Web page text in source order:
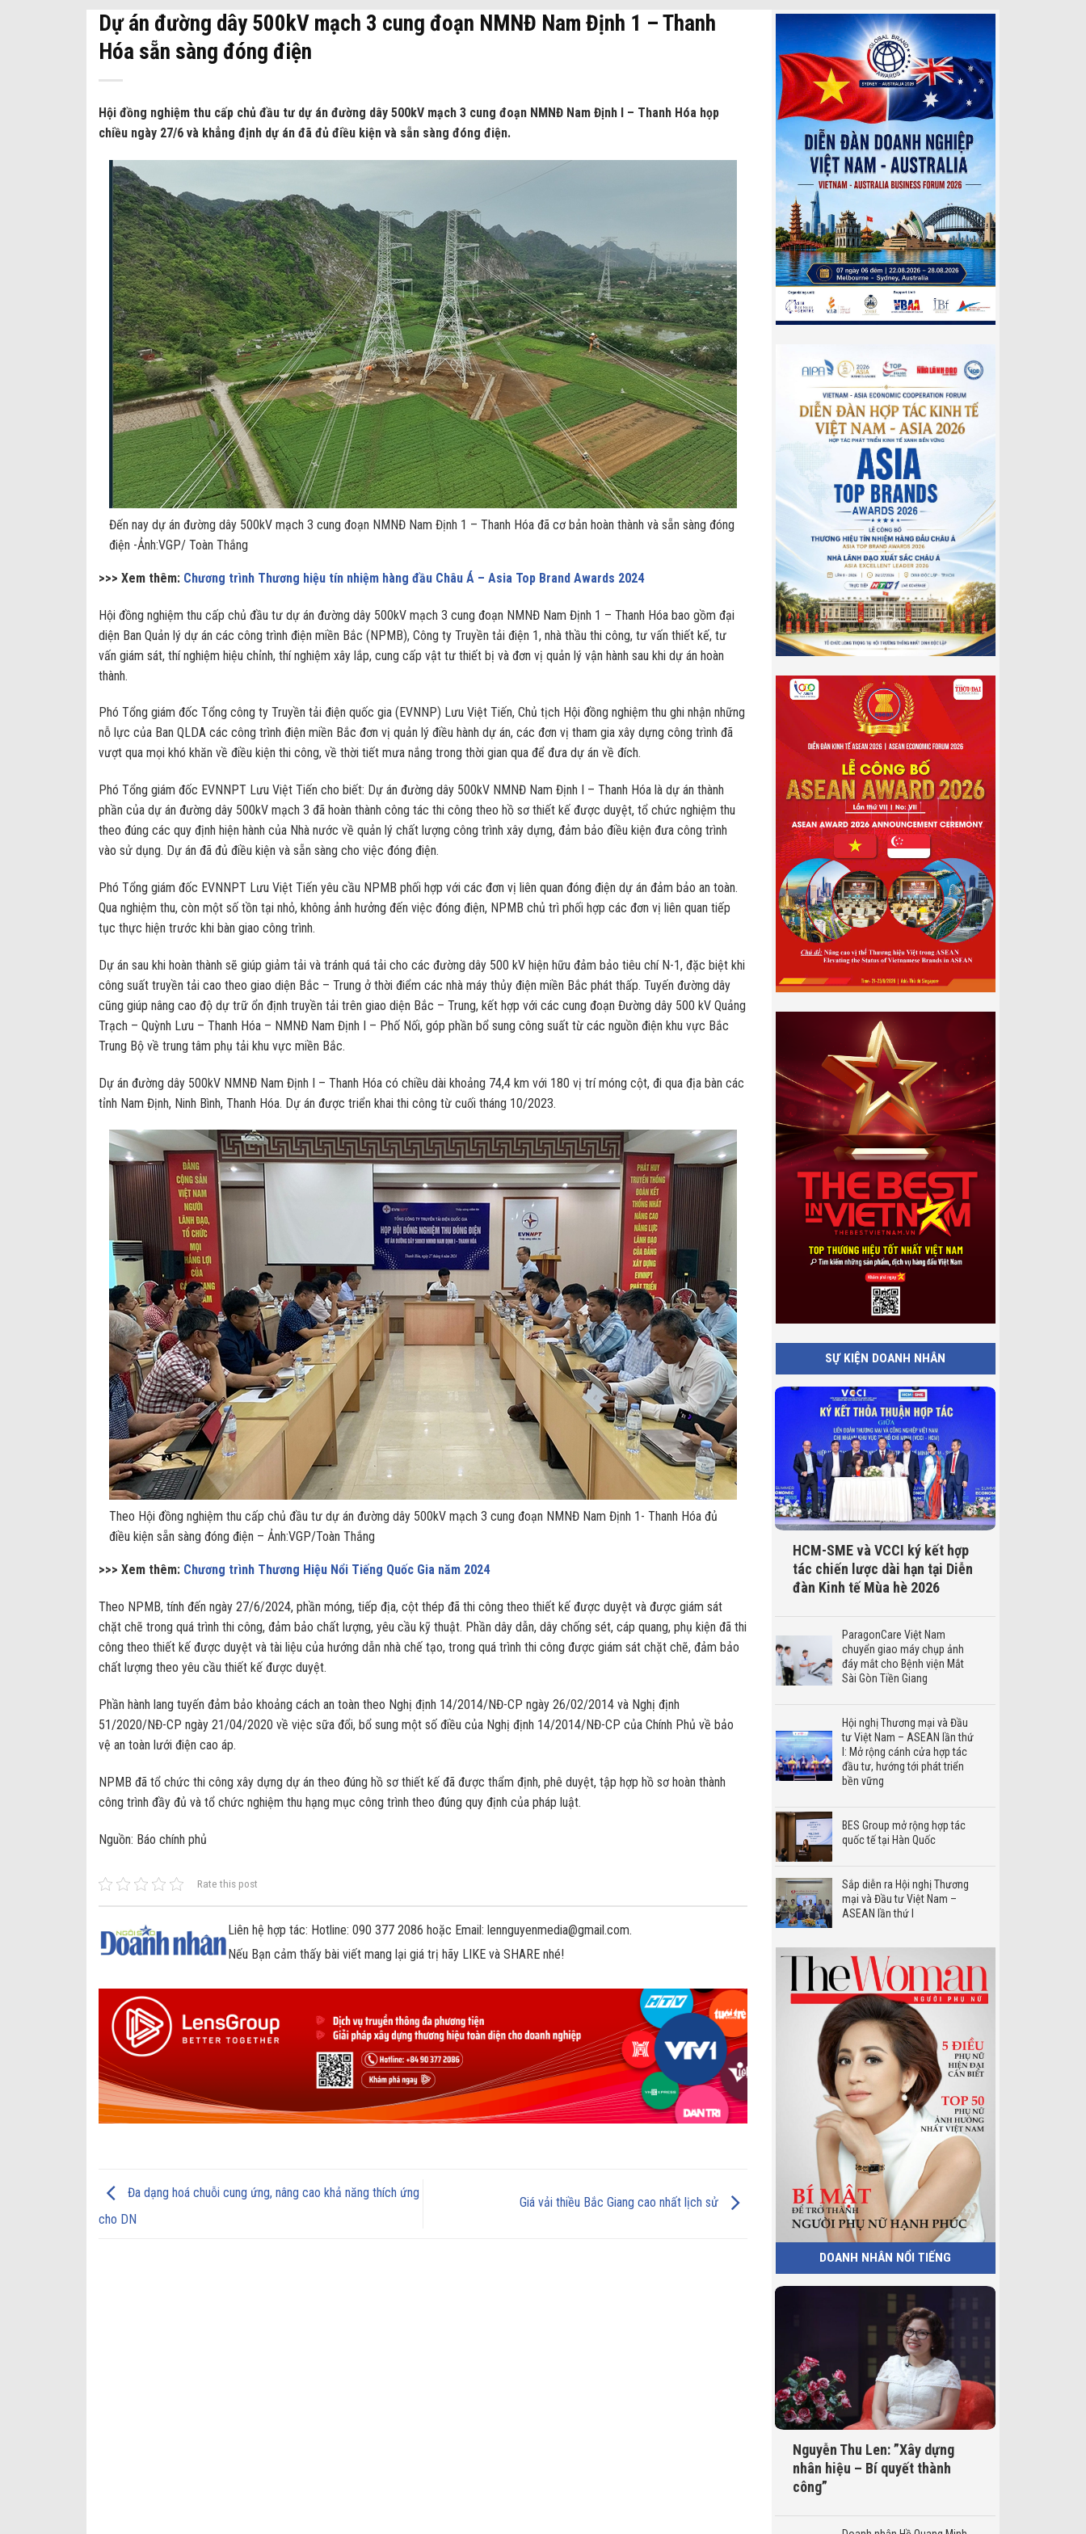
Dự án đường dây 500kV mạch 3 cung đoạn NMNĐ Nam Định 1 – Thanh
Hóa sẵn sàng đóng điện
Hội đồng nghiệm thu cấp chủ đầu tư dự án đường dây 500kV mạch 3 cung đoạn NMNĐ Nam Định I – Thanh Hóa họp
chiều ngày 27/6 và khẳng định dự án đã đủ điều kiện và sẵn sàng đóng điện.
Đến nay dự án đường dây 500kV mạch 3 cung đoạn NMNĐ Nam Định 1 – Thanh Hóa đã cơ bản hoàn thành và sẵn sàng đóng
điện -Ảnh:VGP/ Toàn Thắng
>>> Xem thêm: Chương trình Thương hiệu tín nhiệm hàng đầu Châu Á – Asia Top Brand Awards 2024
Hội đồng nghiệm thu cấp chủ đầu tư dự án đường dây 500kV mạch 3 cung đoạn NMNĐ Nam Định 1 – Thanh Hóa bao gồm đại
diện Ban Quản lý dự án các công trình điện miền Bắc (NPMB), Công ty Truyền tải điện 1, nhà thầu thi công, tư vấn thiết kế, tư
vấn giám sát, thí nghiệm hiệu chỉnh, thí nghiệm xây lắp, cung cấp vật tư thiết bị và đơn vị quản lý vận hành sau khi dự án hoàn
thành.
Phó Tổng giám đốc Tổng công ty Truyền tải điện quốc gia (EVNNP) Lưu Việt Tiến, Chủ tịch Hội đồng nghiệm thu ghi nhận những
nỗ lực của Ban QLDA các công trình điện miền Bắc đơn vị quản lý điều hành dự án, các đơn vị tham gia xây dựng công trình đã
vượt qua mọi khó khăn về điều kiện thi công, về thời tiết mưa nắng trong thời gian qua để đưa dự án về đích.
Phó Tổng giám đốc EVNNPT Lưu Việt Tiến cho biết: Dự án đường dây 500kV NMNĐ Nam Định I – Thanh Hóa là dự án thành
phần của dự án đường dây 500kV mạch 3 đã hoàn thành công tác thi công theo hồ sơ thiết kế được duyệt, tổ chức nghiệm thu
theo đúng các quy định hiện hành của Nhà nước về quản lý chất lượng công trình xây dựng, đảm bảo điều kiện đưa công trình
vào sử dụng. Dự án đã đủ điều kiện và sẵn sàng cho việc đóng điện.
Phó Tổng giám đốc EVNNPT Lưu Việt Tiến yêu cầu NPMB phối hợp với các đơn vị liên quan đóng điện dự án đảm bảo an toàn.
Qua nghiệm thu, còn một số tồn tại nhỏ, không ảnh hưởng đến việc đóng điện, NPMB chủ trì phối hợp các đơn vị liên quan tiếp
tục thực hiện trước khi bàn giao công trình.
Dự án sau khi hoàn thành sẽ giúp giảm tải và tránh quá tải cho các đường dây 500 kV hiện hữu đảm bảo tiêu chí N-1, đặc biệt khi
công suất truyền tải cao theo giao diện Bắc – Trung ở thời điểm các nhà máy thủy điện miền Bắc phát thấp. Tuyến đường dây
cũng giúp nâng cao độ dự trữ ổn định truyền tải trên giao diện Bắc – Trung, kết hợp với các cung đoạn Đường dây 500 kV Quảng
Trạch – Quỳnh Lưu – Thanh Hóa – NMNĐ Nam Định I – Phố Nối, góp phần bổ sung công suất từ các nguồn điện khu vực Bắc
Trung Bộ về trung tâm phụ tải khu vực miền Bắc.
Dự án đường dây 500kV NMNĐ Nam Định I – Thanh Hóa có chiều dài khoảng 74,4 km với 180 vị trí móng cột, đi qua địa bàn các
tỉnh Nam Định, Ninh Bình, Thanh Hóa. Dự án được triển khai thi công từ cuối tháng 10/2023.
Theo Hội đồng nghiệm thu cấp chủ đầu tư dự án đường dây 500kV mạch 3 cung đoạn NMNĐ Nam Định 1- Thanh Hóa đủ
điều kiện sẵn sàng đóng điện – Ảnh:VGP/Toàn Thắng
>>> Xem thêm: Chương trình Thương Hiệu Nổi Tiếng Quốc Gia năm 2024
Theo NPMB, tính đến ngày 27/6/2024, phần móng, tiếp địa, cột thép đã thi công theo thiết kế được duyệt và được giám sát
chặt chẽ trong quá trình thi công, đảm bảo chất lượng, yêu cầu kỹ thuật. Phần dây dẫn, dây chống sét, cáp quang, phụ kiện đã thi
công theo thiết kế được duyệt và tài liệu của hướng dẫn nhà chế tạo, trong quá trình thi công được giám sát chặt chẽ, đảm bảo
chất lượng theo yêu cầu thiết kế được duyệt.
Phần hành lang tuyến đảm bảo khoảng cách an toàn theo Nghị định 14/2014/NĐ-CP ngày 26/02/2014 và Nghị định
51/2020/NĐ-CP ngày 21/04/2020 về việc sữa đổi, bổ sung một số điều của Nghị định 14/2014/NĐ-CP của Chính Phủ về bảo
vệ an toàn lưới điện cao áp.
NPMB đã tổ chức thi công xây dựng dự án theo đúng hồ sơ thiết kế đã được thẩm định, phê duyệt, tập hợp hồ sơ hoàn thành
công trình đầy đủ và tổ chức nghiệm thu hạng mục công trình theo đúng quy định của pháp luật.
Nguồn: Báo chính phủ
Rate this post
Liên hệ hợp tác: Hotline: 090 377 2086 hoặc Email: lennguyenmedia@gmail.com.
Nếu Bạn cảm thấy bài viết mang lại giá trị hãy LIKE và SHARE nhé!
Đa dạng hoá chuỗi cung ứng, nâng cao khả năng thích ứng
cho DN
Giá vải thiều Bắc Giang cao nhất lịch sử
SỰ KIỆN DOANH NHÂN
HCM-SME và VCCI ký kết hợp
tác chiến lược dài hạn tại Diễn
đàn Kinh tế Mùa hè 2026
ParagonCare Việt Nam
chuyển giao máy chụp ảnh
đáy mắt cho Bệnh viện Mắt
Sài Gòn Tiền Giang
Hội nghị Thương mại và Đầu
tư Việt Nam – ASEAN lần thứ
I: Mở rộng cánh cửa hợp tác
đầu tư, hướng tới phát triển
bền vững
BES Group mở rộng hợp tác
quốc tế tại Hàn Quốc
Sắp diễn ra Hội nghị Thương
mại và Đầu tư Việt Nam –
ASEAN lần thứ I
DOANH NHÂN NỔI TIẾNG
Nguyễn Thu Len: ”Xây dựng
nhân hiệu – Bí quyết thành
công”